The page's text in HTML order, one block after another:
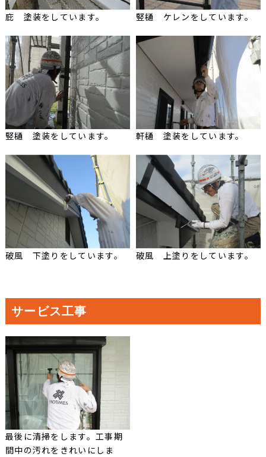
庇 塗装をしています。 竪樋 ケレンをしています。
竪樋 塗装をしています。 軒樋 塗装をしています。
破風 下塗りをしています。 破風 上塗りをしています。
サービス工事
最後に清掃をします。工事期
間中の汚れをきれいにしま